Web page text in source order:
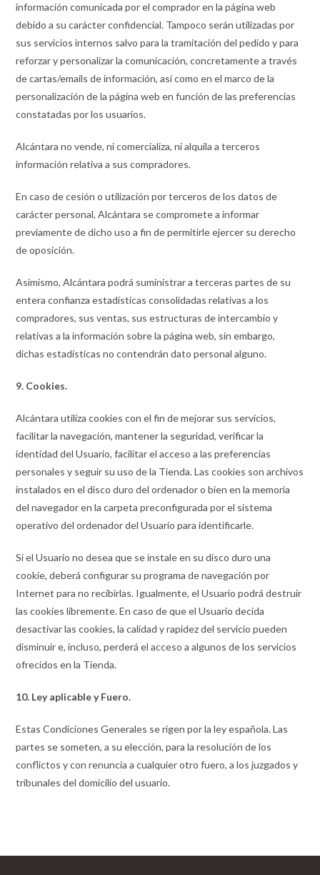
información comunicada por el comprador en la página web
debido a su carácter confidencial. Tampoco serán utilizadas por
sus servicios internos salvo para la tramitación del pedido y para
reforzar y personalizar la comunicación, concretamente a través
de cartas/emails de información, así como en el marco de la
personalización de la página web en función de las preferencias
constatadas por los usuarios.
Alcántara no vende, ni comercializa, ni alquila a terceros
información relativa a sus compradores.
En caso de cesión o utilización por terceros de los datos de
carácter personal, Alcántara se compromete a informar
previamente de dicho uso a fin de permitirle ejercer su derecho
de oposición.
Asimismo, Alcántara podrá suministrar a terceras partes de su
entera confianza estadísticas consolidadas relativas a los
compradores, sus ventas, sus estructuras de intercambio y
relativas a la información sobre la página web, sin embargo,
dichas estadísticas no contendrán dato personal alguno.
9. Cookies.
Alcántara utiliza cookies con el fin de mejorar sus servicios,
facilitar la navegación, mantener la seguridad, verificar la
identidad del Usuario, facilitar el acceso a las preferencias
personales y seguir su uso de la Tienda. Las cookies son archivos
instalados en el disco duro del ordenador o bien en la memoria
del navegador en la carpeta preconfigurada por el sistema
operativo del ordenador del Usuario para identificarle.
Si el Usuario no desea que se instale en su disco duro una
cookie, deberá configurar su programa de navegación por
Internet para no recibirlas. Igualmente, el Usuario podrá destruir
las cookies libremente. En caso de que el Usuario decida
desactivar las cookies, la calidad y rapidez del servicio pueden
disminuir e, incluso, perderá el acceso a algunos de los servicios
ofrecidos en la Tienda.
10. Ley aplicable y Fuero.
Estas Condiciones Generales se rigen por la ley española. Las
partes se someten, a su elección, para la resolución de los
conflictos y con renuncia a cualquier otro fuero, a los juzgados y
tribunales del domicilio del usuario.